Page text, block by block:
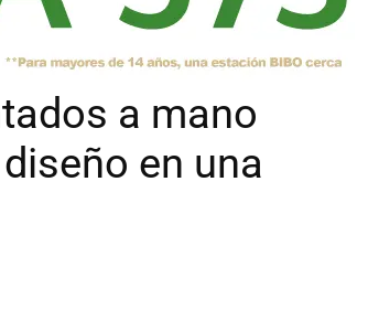
a mano
en una